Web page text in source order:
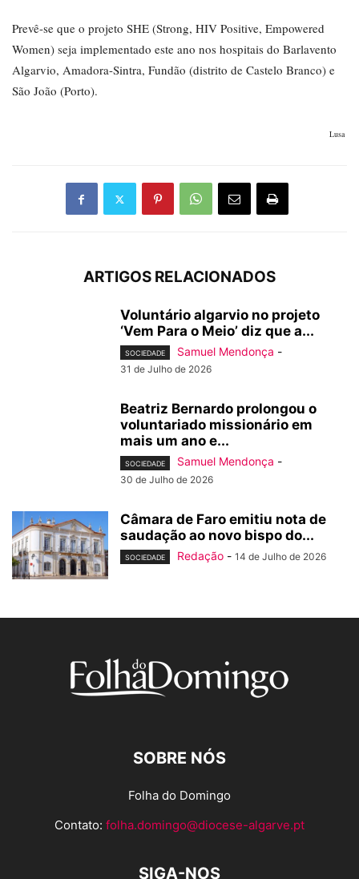
Prevê-se que o projeto SHE (Strong, HIV Positive, Empowered
Women) seja implementado este ano nos hospitais do Barlavento
Algarvio, Amadora-Sintra, Fundão (distrito de Castelo Branco) e
São João (Porto).
Lusa
ARTIGOS RELACIONADOS
Voluntário algarvio no projeto
‘Vem Para o Meio’ diz que a...
SOCIEDADE Samuel Mendonça -
31 de Julho de 2026
Beatriz Bernardo prolongou o
voluntariado missionário em
mais um ano e...
SOCIEDADE Samuel Mendonça -
30 de Julho de 2026
Câmara de Faro emitiu nota de
saudação ao novo bispo do...
SOCIEDADE Redação - 14 de Julho de 2026
SOBRE NÓS
Folha do Domingo
Contato: folha.domingo@diocese-algarve.pt
SIGA-NOS